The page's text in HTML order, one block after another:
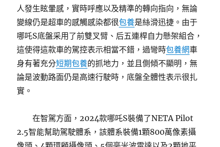
人發生眩暈感，實時呼應以及精準的轉向指向，無論
變線仍是超車的感觸感染都很包養是絲滑迅捷。由于
哪吒S底盤采用了前雙叉臂、后五連桿自力懸架組合，
這使得這款車的駕控表示相當不錯，過彎時包養網車
身有著充分短期包養的抓地力，並且側傾不顯明，無
論是波動路面仍是高速行駛時，底盤全體性表示很扎
實。
在智駕方面，2024款哪吒S裝備了NETA Pilot
2.5智能幫助駕駛體系，該體系裝備1顆800萬像素攝